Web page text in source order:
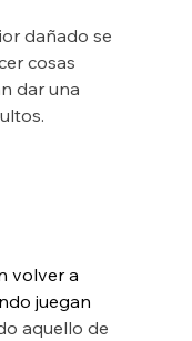
dañado se
cosas
dar una
volver a
juegan
aquello de